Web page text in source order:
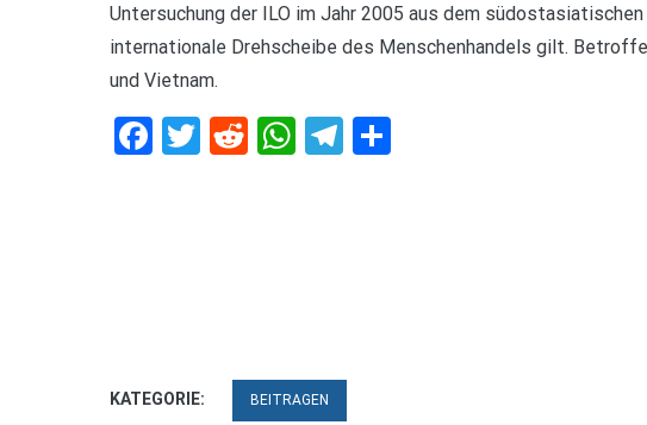
Untersuchung der ILO im Jahr 2005 aus dem
internationale Drehscheibe des Menschenhandels gilt.
und Vietnam.
Facebook
Twitter
RedditWhatsApp
Telegram
KATEGORIE: BEITRAGEN